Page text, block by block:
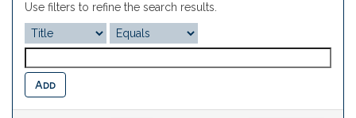
Use filters to refine the search results.